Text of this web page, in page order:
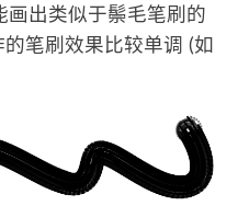
画出类似于鬃毛笔刷的
笔刷效果比较单调 (如